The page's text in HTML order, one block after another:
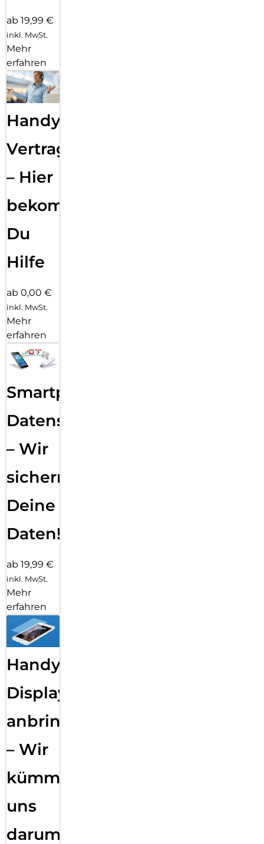
ab 19,99 €
inkl. MwSt.
Mehr
erfahren
Handy
Vertragsabwicklung
– Hier
bekommst
Du
Hilfe
ab 0,00 €
inkl. MwSt.
Mehr
erfahren
Smartphone
Datensicherung
– Wir
sichern
Deine
Daten!
ab 19,99 €
inkl. MwSt.
Mehr
erfahren
Handy
Displayfolie
anbringen
– Wir
kümmern
uns
darum!